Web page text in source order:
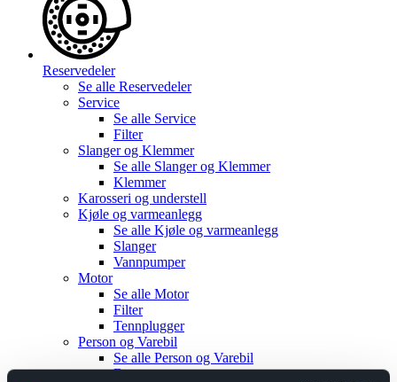
Reservedeler
Se alle Reservedeler
Service
Se alle Service
Filter
Slanger og Klemmer
Se alle Slanger og Klemmer
Klemmer
Karosseri og understell
Kjøle og varmeanlegg
Se alle Kjøle og varmeanlegg
Slanger
Vannpumper
Motor
Se alle Motor
Filter
Tennplugger
Person og Varebil
Se alle Person og Varebil
Brems